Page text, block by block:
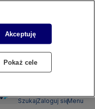
SzukajZaloguj sięMenu
Akceptuję
Pokaż cele